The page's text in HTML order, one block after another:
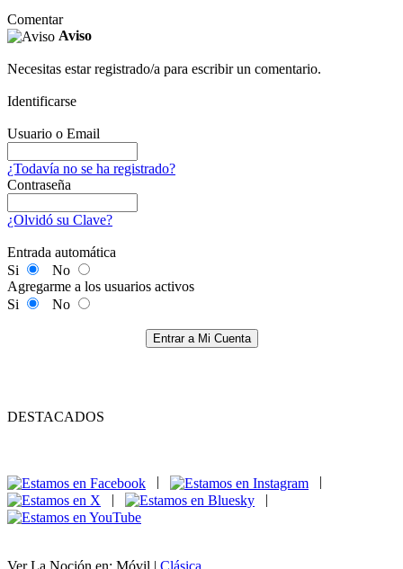
Comentar
Aviso
Necesitas estar registrado/a para escribir un comentario.
Identificarse
Usuario o Email
¿Todavía no se ha registrado?
Contraseña
¿Olvidó su Clave?
Entrada automática
Si
No
Agregarme a los usuarios activos
Si
No
Entrar a Mi Cuenta
DESTACADOS
|
|